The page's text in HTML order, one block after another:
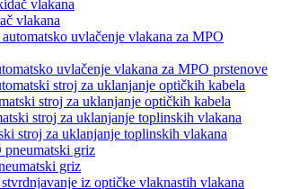
vlakana
uvlačenje vlakana za MPO prstenove
stroj za uklanjanje optičkih kabela
stroj za uklanjanje toplinskih vlakana
griz